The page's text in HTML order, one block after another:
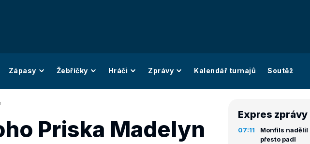
Zápasy Žebříčky Hráči Zprávy Kalendář turnajů Soutěž
Priska Madelyn
Expres zprávy
07:11
Monfils nadělil
přesto padl